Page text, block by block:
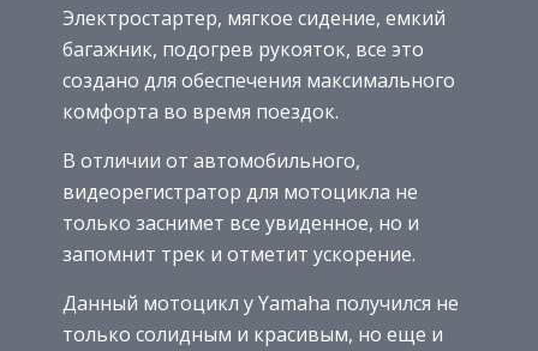
Электростартер, мягкое сидение, емкий
багажник, подогрев рукояток, все это
создано для обеспечения максимального
комфорта во время поездок.
В отличии от автомобильного,
видеорегистратор для мотоцикла не
только заснимет все увиденное, но и
запомнит трек и отметит ускорение.
Данный мотоцикл у Yamaha получился не
только солидным и красивым, но еще и